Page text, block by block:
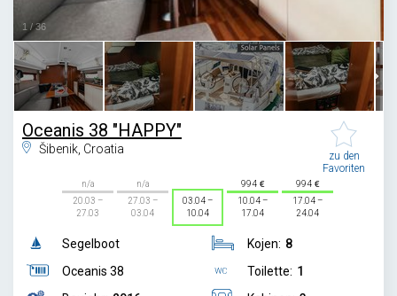
1 /36
Oceanis 38 "HAPPY"
Šibenik, Croatia
zu den
Favoriten
n/a
20.03 –
27.03
n/a
27.03 –
03.04
03.04 –
10.04
994
10.04 –
17.04
994
17.04 –
24.04
Segelboot
Oceanis 38
Kojen: 8
Toilette: 1